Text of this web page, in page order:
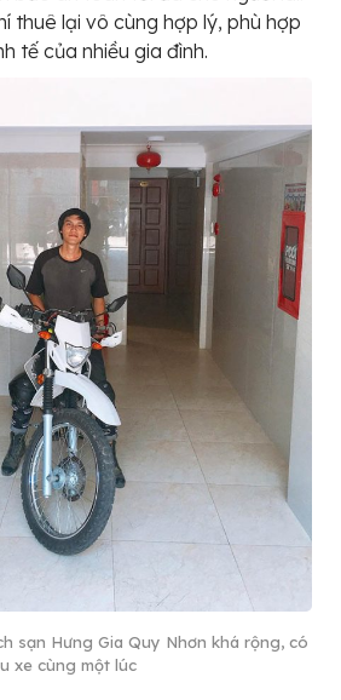
thuê lại vô cùng hợp lý, phù hợp
tế của nhiều gia đình.
sạn Hưng Gia Quy Nhơn khá rộng, có
xe cùng một lúc